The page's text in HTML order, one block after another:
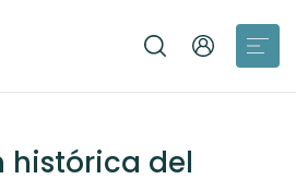
histórica del